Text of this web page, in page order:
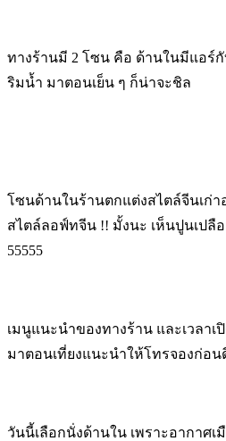
ทางร้านมี 2 โซน คือ ด้านในมีแอร์
ริมน้ำ มาตอนเย็น ๆ ก็น่าจะชิล
โซนด้านในร้านตกแต่งสไตล์จีนเก่า
สไตล์ลอฟ์ทจีน !! มั้งนะ เห็นปูนเปลื
55555
เมนูแนะนำของทางร้าน และเวลาเ
มาตอนเที่ยงแนะนำให้โทรจองก่อนดี
วันนี้เลือกนั่งด้านใน เพราะอากาศ